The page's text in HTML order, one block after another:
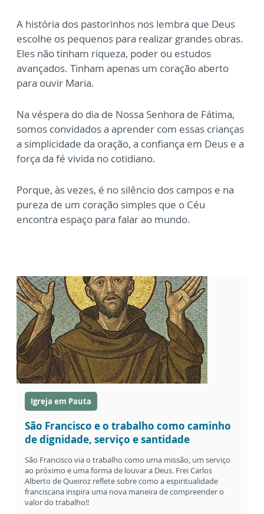
A história dos pastorinhos nos lembra que Deus
escolhe os pequenos para realizar grandes obras.
Eles não tinham riqueza, poder ou estudos
avançados. Tinham apenas um coração aberto
para ouvir Maria.
Na véspera do dia de Nossa Senhora de Fátima,
somos convidados a aprender com essas crianças
a simplicidade da oração, a confiança em Deus e a
força da fé vivida no cotidiano.
Porque, às vezes, é no silêncio dos campos e na
pureza de um coração simples que o Céu
encontra espaço para falar ao mundo.
Igreja em Pauta
São Francisco e o trabalho como caminho
de dignidade, serviço e santidade
São Francisco via o trabalho como uma missão, um serviço
ao próximo e uma forma de louvar a Deus. Frei Carlos
Alberto de Queiroz reflete sobre como a espiritualidade
franciscana inspira uma nova maneira de compreender o
valor do trabalho!!